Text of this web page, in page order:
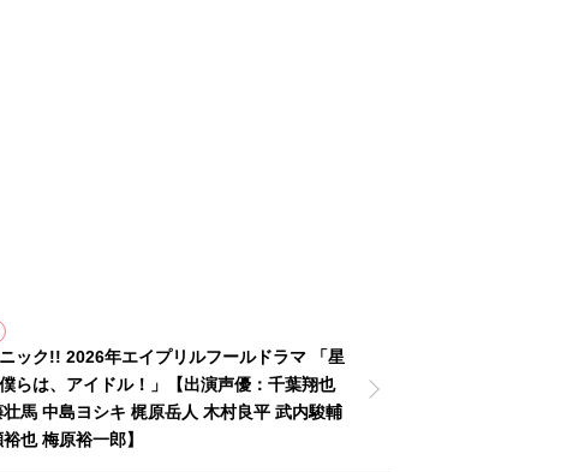
ック!! 2026年エイプリルフールドラマ 「星
らは、アイドル！」【出演声優：千葉翔也
壮馬 中島ヨシキ 梶原岳人 木村良平 武内駿輔
也 梅原裕一郎】